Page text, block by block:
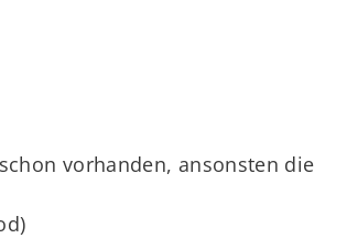
vorhanden, ansonsten die